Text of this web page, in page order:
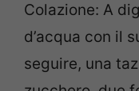
Colazione: A
d’acqua con il
seguire, una